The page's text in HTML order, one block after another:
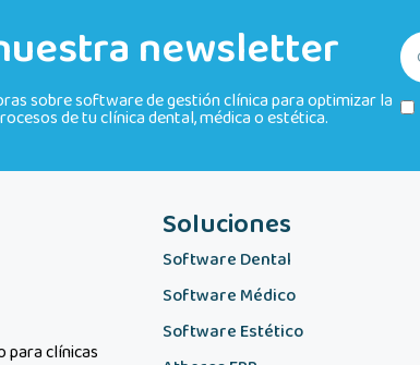
newsletter
sobre software de gestión clínica para optimizar la
de tu clínica dental, médica o estética.
para clínicas
Soluciones
Software Dental
Software Médico
Software Estético